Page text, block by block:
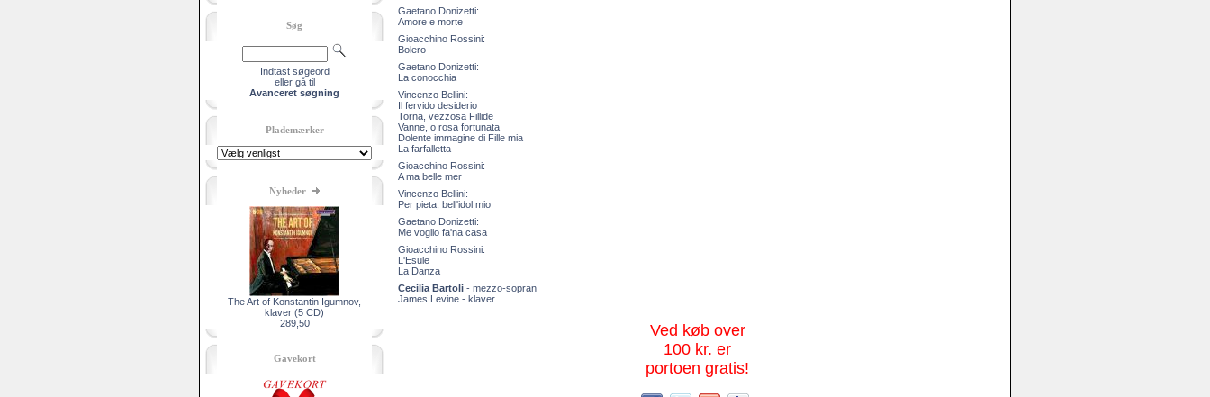
Søg
Indtast søgeord
eller gå til
Avanceret søgning
Plademærker
Nyheder
The Art of Konstantin Igumnov,
klaver (5 CD)
289,50
Gavekort
Gaetano Donizetti:
Amore e morte
Gioacchino Rossini:
Bolero
Gaetano Donizetti:
La conocchia
Vincenzo Bellini:
Il fervido desiderio
Torna, vezzosa Fillide
Vanne, o rosa fortunata
Dolente immagine di Fille mia
La farfalletta
Gioacchino Rossini:
A ma belle mer
Vincenzo Bellini:
Per pieta, bell'idol mio
Gaetano Donizetti:
Me voglio fa'na casa
Gioacchino Rossini:
L'Esule
La Danza
Cecilia Bartoli - mezzo-sopran
James Levine - klaver
Ved køb over
100 kr. er
portoen gratis!